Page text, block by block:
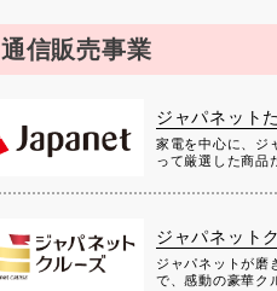
通信販売事業
ジャパネット
家電を中心に、ジ
って厳選した商品
ジャパネット
ジャパネットが磨
で、感動の豪華ク